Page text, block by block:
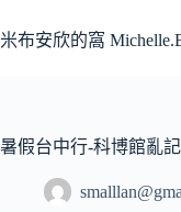
至
容
米布安欣的窩
暑假台中行-科博館亂